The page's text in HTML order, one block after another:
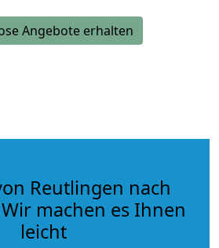
Angebote erhalten
Reutlingen nach
machen es Ihnen
leicht